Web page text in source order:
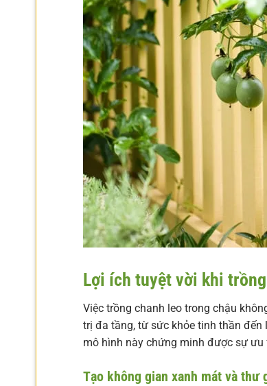
Lợi ích tuyệt vời khi
Việc trồng chanh leo trong chậu
trị đa tầng, từ sức khỏe tinh thần
mô hình này chứng minh được sự
Tạo không gian xanh mát và thư